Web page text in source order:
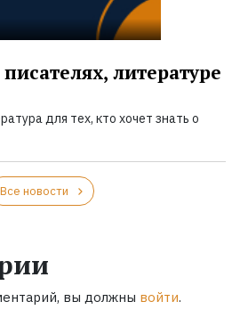
литературе
для тех, кто хочет знать о
Все новости
вы должны войти.